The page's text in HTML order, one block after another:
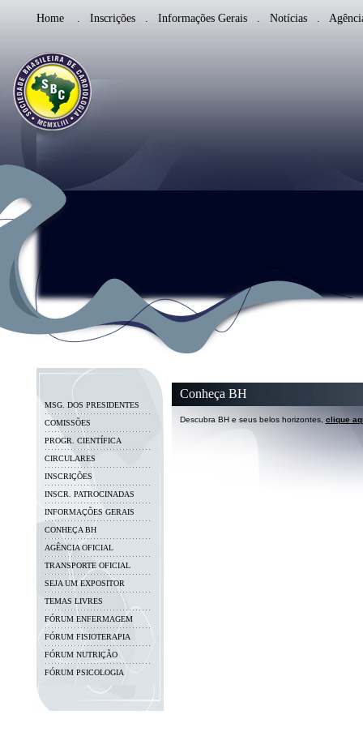
Home . Inscrições . Informações Gerais . Notícias .
MSG. DOS PRESIDENTES
COMISSÕES
PROGR. CIENTÍFICA
CIRCULARES
INSCRIÇÕES
INSCR. PATROCINADAS
INFORMAÇÕES GERAIS
CONHEÇA BH
AGÊNCIA OFICIAL
TRANSPORTE OFICIAL
SEJA UM EXPOSITOR
TEMAS LIVRES
FÓRUM ENFERMAGEM
FÓRUM FISIOTERAPIA
FÓRUM NUTRIÇÃO
FÓRUM PSICOLOGIA
Conheça BH
Descubra BH e seus belos horizontes, clique